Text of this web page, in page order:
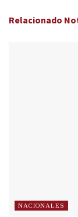
Relacionado
NACIONALES